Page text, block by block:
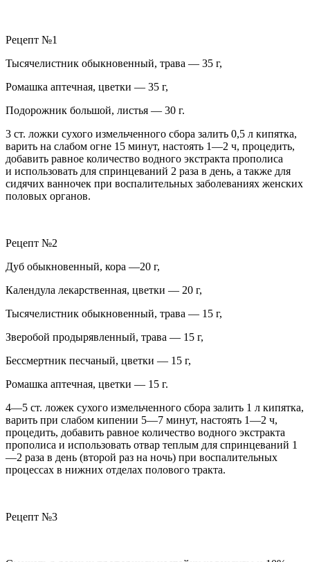
Рецепт №1
Тысячелистник обыкновенный, трава — 35 г,
Ромашка аптечная, цветки — 35 г,
Подорожник большой, листья — 30 г.
3 ст. ложки сухого измельченного сбора залить 0,5 л кипятка,
варить на слабом огне 15 минут, настоять 1—2 ч, процедить,
добавить равное количество водного экстракта прополиса
и использовать для спринцеваний 2 раза в день, а также для
сидячих ванночек при воспалительных заболеваниях женских
половых органов.
Рецепт №2
Дуб обыкновенный, кора —20 г,
Календула лекарственная, цветки — 20 г,
Тысячелистник обыкновенный, трава — 15 г,
Зверобой продырявленный, трава — 15 г,
Бессмертник песчаный, цветки — 15 г,
Ромашка аптечная, цветки — 15 г.
4—5 ст. ложек сухого измельченного сбора залить 1 л кипятка,
варить при слабом кипении 5—7 минут, настоять 1—2 ч,
процедить, добавить равное количество водного экстракта
прополиса и использовать отвар теплым для спринцеваний 1
—2 раза в день (второй раз на ночь) при воспалительных
процессах в нижних отделах полового тракта.
Рецепт №3